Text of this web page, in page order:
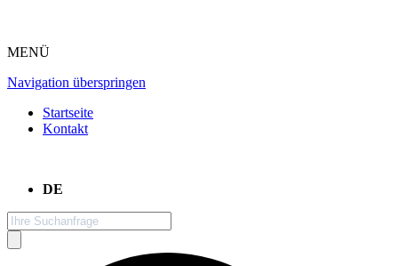
MENÜ
Navigation überspringen
Startseite
Kontakt
DE